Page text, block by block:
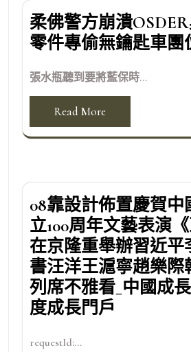
柔佛警方崩潰
零件專偷無鑰匙車團
張水瓶聽到要將藍保時...
Read More
08靠設計佈置慶賀中
立100周年文藝表演
在京隆重舉辦習近平
書汪洋王滬寧趙樂際
列席不雅看_中國成
度成長門戶
requestId:...